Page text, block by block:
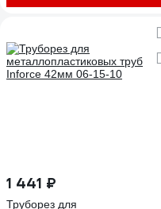
1 441 ₽
Труборез для